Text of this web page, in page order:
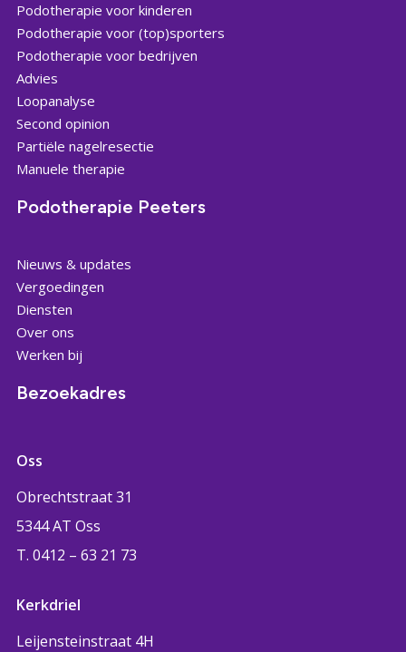
Podotherapie voor kinderen
Podotherapie voor (top)sporters
Podotherapie voor bedrijven
Advies
Loopanalyse
Second opinion
Partiële nagelresectie
Manuele therapie
Podotherapie Peeters
Nieuws & updates
Vergoedingen
Diensten
Over ons
Werken bij
Bezoekadres
Oss
Obrechtstraat 31
5344 AT Oss
T. 0412 – 63 21 73
Kerkdriel
Leijensteinstraat 4H